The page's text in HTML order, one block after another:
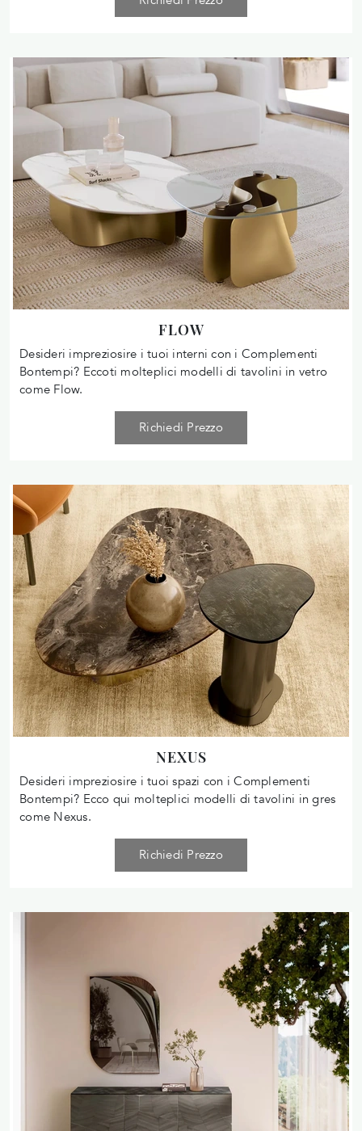
FLOW
Desideri impreziosire i tuoi interni con i Complementi
Bontempi? Eccoti molteplici modelli di tavolini in vetro
come Flow.
Richiedi Prezzo
NEXUS
Desideri impreziosire i tuoi spazi con i Complementi
Bontempi? Ecco qui molteplici modelli di tavolini in gres
come Nexus.
Richiedi Prezzo